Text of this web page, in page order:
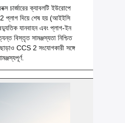
চার্জারের ক্যাবলটি ইউরোপে
2 প্লাগ দিয়ে শেষ হয় (আইইসি
যানবাহন এবং প্লাগ-ইন
বিস্তৃত সামঞ্জস্যতা নিশ্চিত
CCS 2 সংযোগকারী সঙ্গে